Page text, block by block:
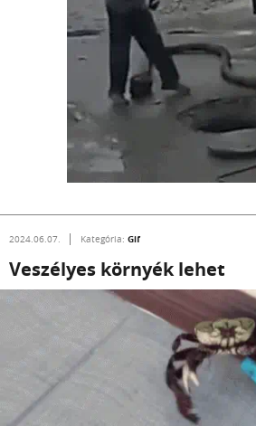
2024.06.07. Kategória: Gif
Veszélyes környék lehet